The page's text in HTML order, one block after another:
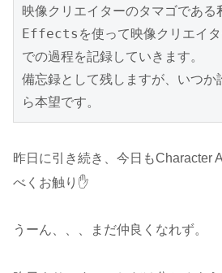
映像クリエイターのタマゴであ
Effectsを使って映像クリエイタ
での過程を記録していきます。
備忘録として残しますが、いつか
ら本望です。
昨日に引き続き、今日もCharacter
べくお触り✋
うーん、、、まだ仲良くなれず。